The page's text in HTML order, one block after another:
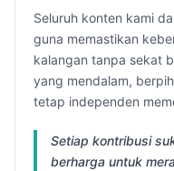
Seluruh konten kami
guna memastikan
kalangan tanpa sekat
yang mendalam,
tetap independen
Setiap kontribusi
berharga untuk